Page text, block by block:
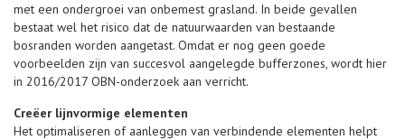
met een ondergroei van onbemest grasland. In beide gevallen
bestaat wel het risico dat de natuurwaarden van bestaande
bosranden worden aangetast. Omdat er nog geen goede
voorbeelden zijn van succesvol aangelegde bufferzones, wordt hier
in 2016/2017 OBN-onderzoek aan verricht.
Creëer lijnvormige elementen
Het optimaliseren of aanleggen van verbindende elementen helpt